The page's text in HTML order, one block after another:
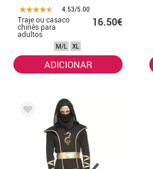
4.53/5.00
Traje ou casaco
chinês para
adultos
16.50€
M/L XL
ADICIONAR